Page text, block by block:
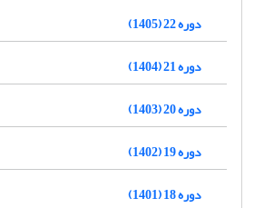
دوره 22 (1405)
دوره 21 (1404)
دوره 20 (1403)
دوره 19 (1402)
دوره 18 (1401)